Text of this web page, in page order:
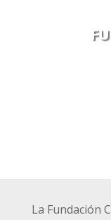
La Fundación